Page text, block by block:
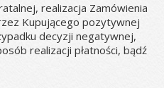
realizacja Zamówienia
Kupującego pozytywnej
decyzji negatywnej,
realizacji płatności, bądź